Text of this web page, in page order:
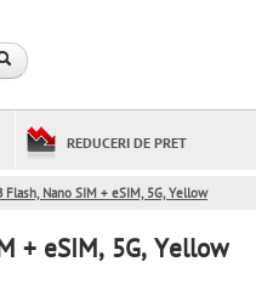
REDUCERI DE PRET
Nano SIM + eSIM, 5G, Yellow
+ eSIM, 5G, Yellow